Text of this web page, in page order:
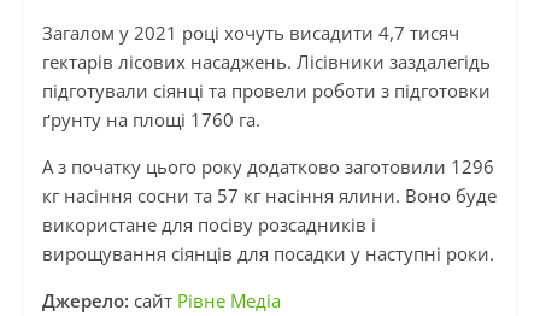
Загалом у 2021 році хочуть висадити 4,7 тисяч
гектарів лісових насаджень. Лісівники заздалегідь
підготували сіянці та провели роботи з підготовки
ґрунту на площі 1760 га.
А з початку цього року додатково заготовили 1296
кг насіння сосни та 57 кг насіння ялини. Воно буде
використане для посіву розсадників і
вирощування сіянців для посадки у наступні роки.
Джерело: сайт Рівне Медіа